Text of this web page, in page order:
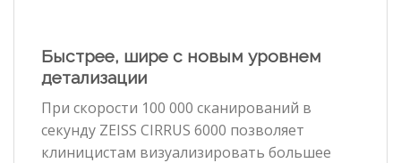
Быстрее, шире с новым уровнем
детализации
При скорости 100 000 сканирований в
секунду ZEISS CIRRUS 6000 позволяет
клиницистам визуализировать большее